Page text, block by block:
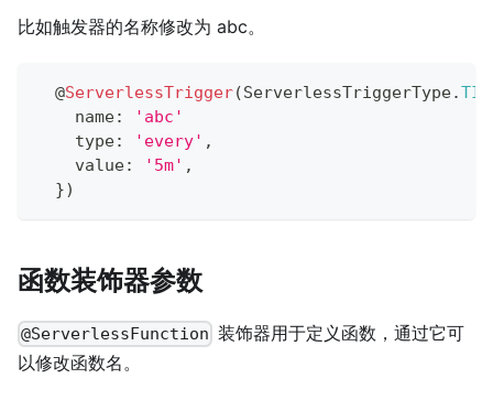
比如触发器的名称修改为 abc。
@ServerlessTrigger(ServerlessTriggerType.
    name
:
'abc'
    type
: 'every' ,
    value
: '5m' ,
})
函数装饰器参数
@ServerlessFunction 装饰器用于定义函数，通过它可
以修改函数名。